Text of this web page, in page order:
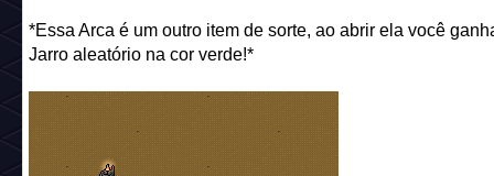
*Essa Arca é um outro item de sorte, ao abrir ela você
Jarro aleatório na cor verde!*